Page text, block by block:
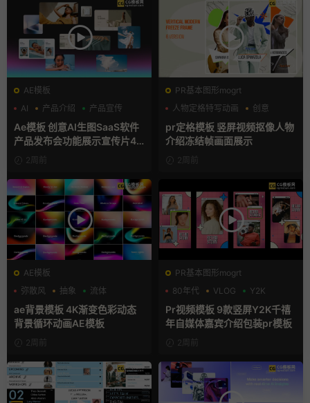
AE模板
AI
产品介绍 产品宣传
Ae模板 创意AI生图SaaS软件
产品发布会功能展示宣传片4K
片头2周前
PR基本图形mogrt
人物定格特写动画
创意
动态海报
pr定格模板 竖屏视频抠像人物
介绍冻结帧画面展示
2周前
AE模板
弥散风
抽象 流体
ae背景模板 4K渐变色彩动态
背景循环动画AE模板
2周前
PR基本图形mogrt
80年代
VLOG Y2K
Pr视频模板 9款竖屏Y2K千禧
年自媒体嘉宾介绍包装pr模板
2周前